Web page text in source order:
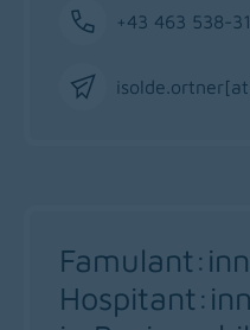
+43 463 538-